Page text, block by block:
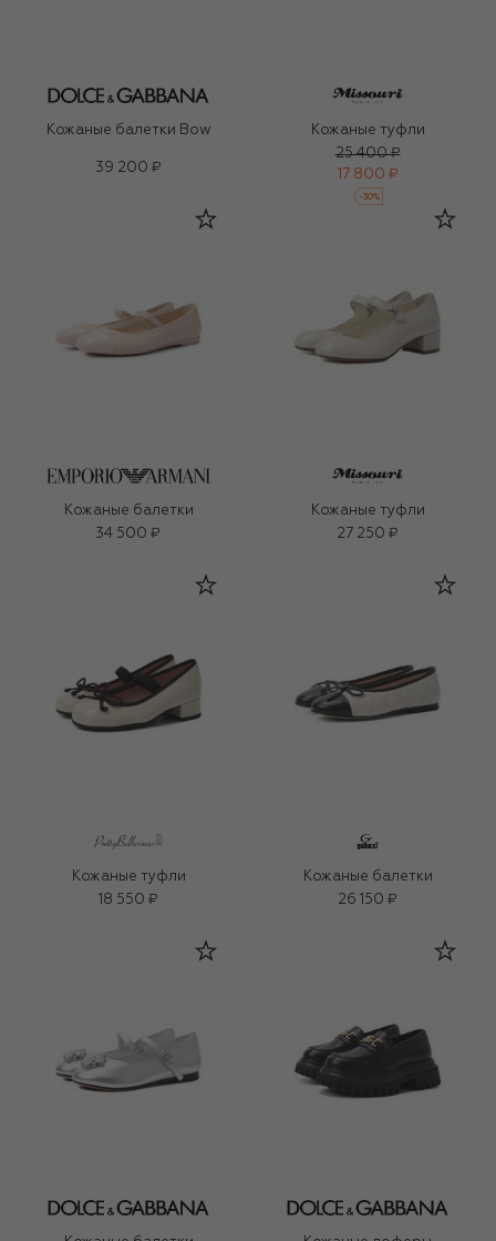
Кожаные балетки Bow
39 200 ₽
Кожаные туфли
25 400 ₽
17 800 ₽
-30%
Кожаные балетки
34 500 ₽
Кожаные туфли
27 250 ₽
Кожаные туфли
18 550 ₽
Кожаные балетки
26 150 ₽